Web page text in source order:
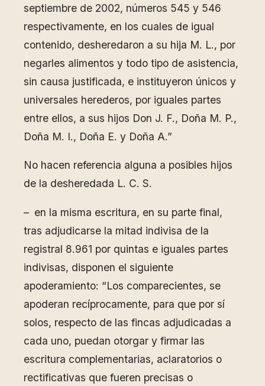
septiembre de 2002, números 545 y 546
respectivamente, en los cuales de igual
contenido, desheredaron a su hija M. L., por
negarles alimentos y todo tipo de asistencia,
sin causa justificada, e instituyeron únicos y
universales herederos, por iguales partes
entre ellos, a sus hijos Don J. F., Doña M. P.,
Doña M. I., Doña E. y Doña A.”
No hacen referencia alguna a posibles hijos
de la desheredada L. C. S.
– en la misma escritura, en su parte final,
tras adjudicarse la mitad indivisa de la
registral 8.961 por quintas e iguales partes
indivisas, disponen el siguiente
apoderamiento: “Los comparecientes, se
apoderan recíprocamente, para que por sí
solos, respecto de las fincas adjudicadas a
cada uno, puedan otorgar y firmar las
escritura complementarias, aclaratorios o
rectificativas que fueren precisas o